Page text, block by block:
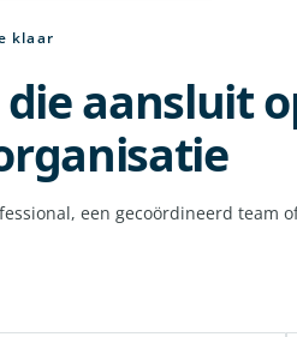
klaar
aansluit
een gecoördineerd team